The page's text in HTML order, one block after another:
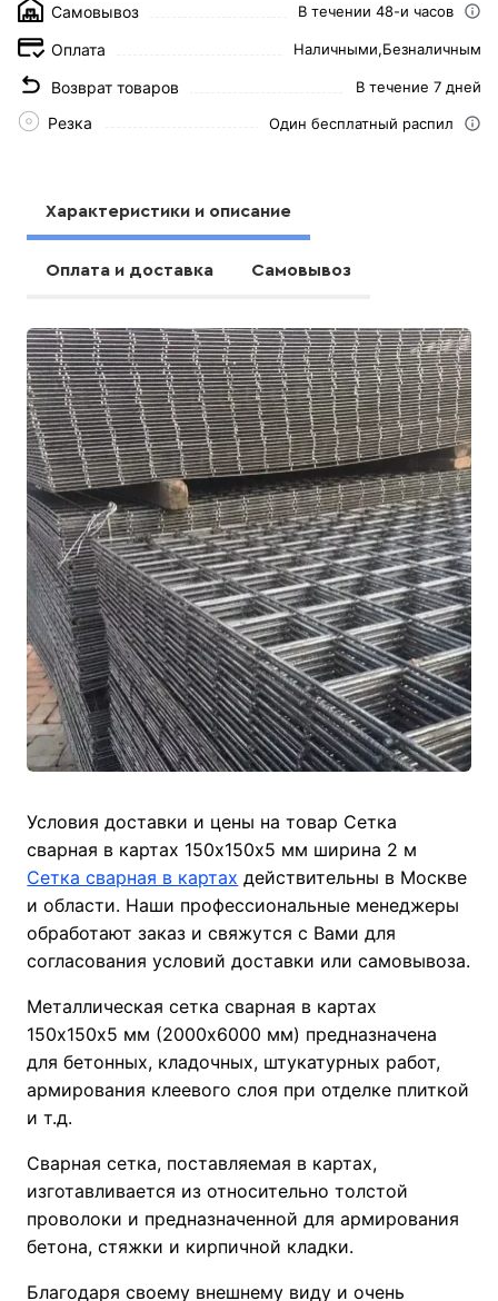
Самовывоз В течении 48-и часов
Оплата Наличными,Безналичным
Возврат товаров В течение 7 дней
Резка Один бесплатный распил
Характеристики и описание
Оплата и доставка Самовывоз
Условия доставки и цены на товар Сетка
сварная в картах 150х150х5 мм ширина 2 м
Сетка сварная в картах действительны в Москве
и области. Наши профессиональные менеджеры
обработают заказ и свяжутся с Вами для
согласования условий доставки или самовывоза.
Металлическая сетка сварная в картах
150х150х5 мм (2000х6000 мм) предназначена
для бетонных, кладочных, штукатурных работ,
армирования клеевого слоя при отделке плиткой
и т.д.
Сварная сетка, поставляемая в картах,
изготавливается из относительно толстой
проволоки и предназначенной для армирования
бетона, стяжки и кирпичной кладки.
Благодаря своему внешнему виду и очень